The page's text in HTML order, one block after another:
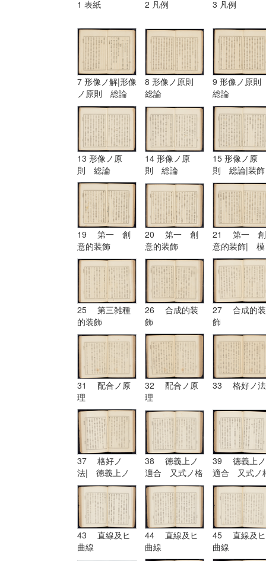
1 表紙 2 凡例 3 凡例
7 形像ノ解|形像
ノ原則 総論
8 形像ノ原則
総論
9 形像ノ原
総論
13 形像ノ原
則 総論
14 形像ノ原
則 総論
15 形像ノ原
則 総論|装飾
ノ原理
19 第一 創
意的装飾
20 第一 創
意的装飾
21 第一 創
意的装飾| 模
擬的装飾
25 第三雑種
的装飾
26 合成的装
飾
27 合成的装
飾
31 配合ノ原
理
32 配合ノ原
理
33 格好ノ法
37 格好ノ
法| 徳義上ノ
適合 又式ノ格
好
38 徳義上ノ
適合 又式ノ格
好
39 徳義上ノ
適合 又式ノ
好| 形
43 直線及ヒ
曲線
44 直線及ヒ
曲線
45 直線及ヒ
曲線